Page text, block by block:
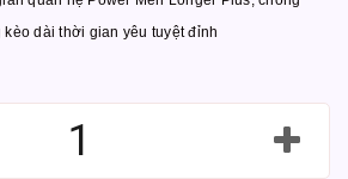
dài thời gian yêu tuyệt đỉnh